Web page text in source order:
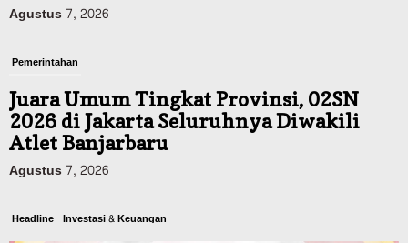
Agustus 7, 2026
Pemerintahan
Juara Umum Tingkat Provinsi, 02SN
2026 di Jakarta Seluruhnya Diwakili
Atlet Banjarbaru
Agustus 7, 2026
Headline Investasi & Keuangan